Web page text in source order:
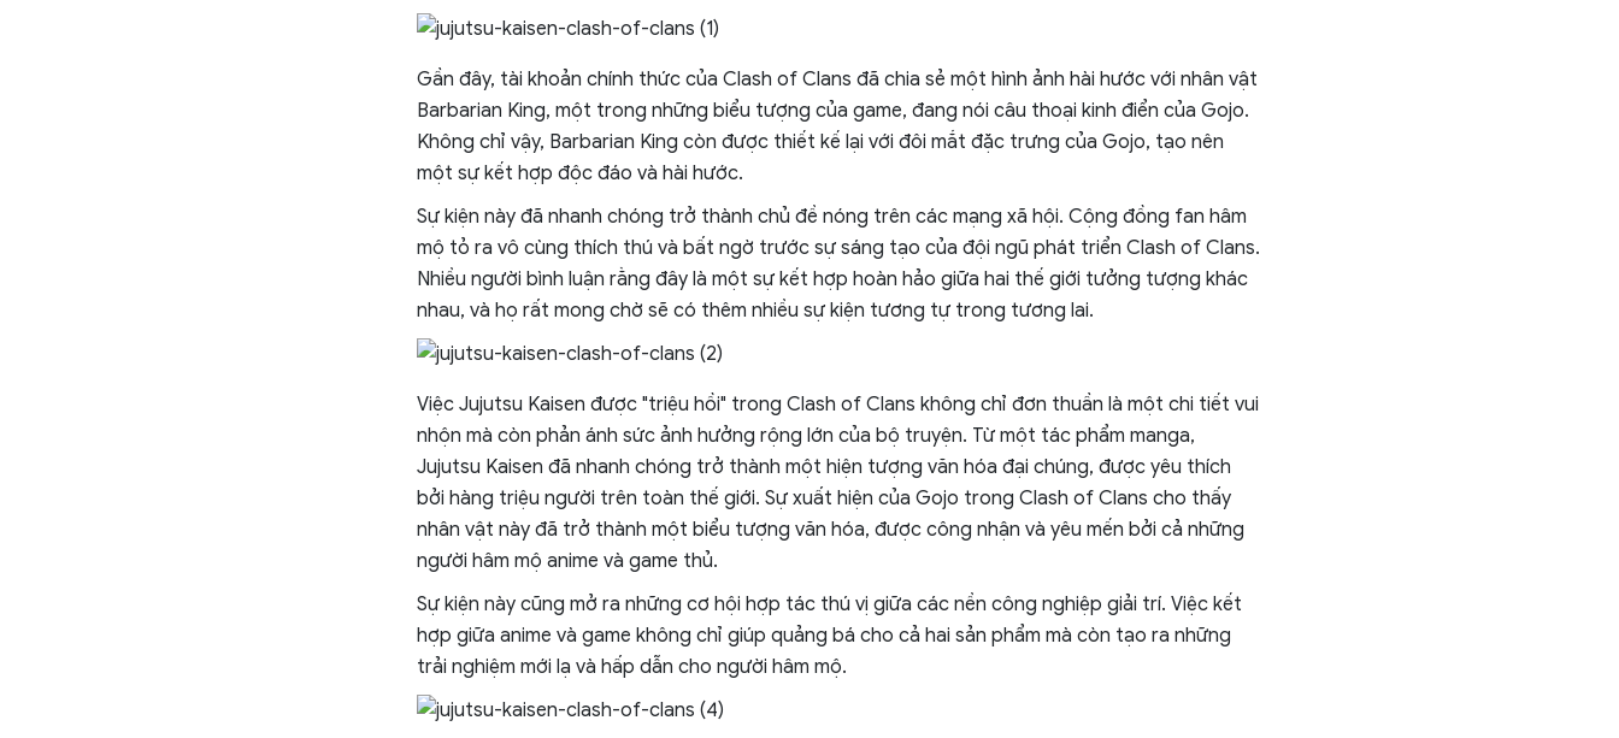
Gần đây, tài khoản chính thức của Clash of Clans đã chia sẻ một hình ảnh hài hước với nhân vật
Barbarian King, một trong những biểu tượng của game, đang nói câu thoại kinh điển của Gojo.
Không chỉ vậy, Barbarian King còn được thiết kế lại với đôi mắt đặc trưng của Gojo, tạo nên
một sự kết hợp độc đáo và hài hước.
Sự kiện này đã nhanh chóng trở thành chủ đề nóng trên các mạng xã hội. Cộng đồng fan hâm
mộ tỏ ra vô cùng thích thú và bất ngờ trước sự sáng tạo của đội ngũ phát triển Clash of Clans.
Nhiều người bình luận rằng đây là một sự kết hợp hoàn hảo giữa hai thế giới tưởng tượng khác
nhau, và họ rất mong chờ sẽ có thêm nhiều sự kiện tương tự trong tương lai.
Việc Jujutsu Kaisen được "triệu hồi" trong Clash of Clans không chỉ đơn thuần là một chi tiết vui
nhộn mà còn phản ánh sức ảnh hưởng rộng lớn của bộ truyện. Từ một tác phẩm manga,
Jujutsu Kaisen đã nhanh chóng trở thành một hiện tượng văn hóa đại chúng, được yêu thích
bởi hàng triệu người trên toàn thế giới. Sự xuất hiện của Gojo trong Clash of Clans cho thấy
nhân vật này đã trở thành một biểu tượng văn hóa, được công nhận và yêu mến bởi cả những
người hâm mộ anime và game thủ.
Sự kiện này cũng mở ra những cơ hội hợp tác thú vị giữa các nền công nghiệp giải trí. Việc kết
hợp giữa anime và game không chỉ giúp quảng bá cho cả hai sản phẩm mà còn tạo ra những
trải nghiệm mới lạ và hấp dẫn cho người hâm mộ.